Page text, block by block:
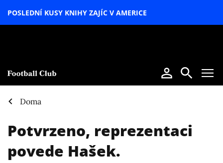
POSLEDNÍ KUSY KNIHY ZAJÍC V AMERICE
Doma
Potvrzeno, reprezentaci
povede Hašek.